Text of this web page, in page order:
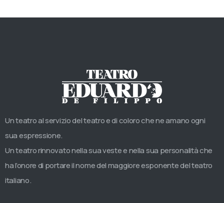
Un teatro al servizio del teatro e di coloro che ne amano ogni
sua espressione.
Un teatro rinnovato nella sua veste e nella sua personalità che
ha l’onore di portare il nome del maggiore esponente del teatro
italiano.